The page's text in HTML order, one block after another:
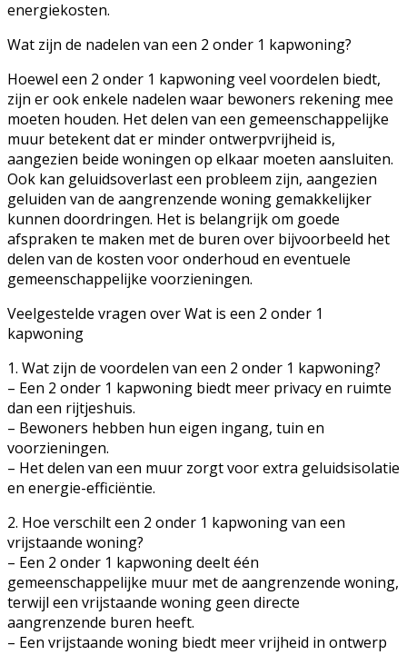
energiekosten.
Wat zijn de nadelen van een 2 onder 1 kapwoning?
Hoewel een 2 onder 1 kapwoning veel voordelen biedt,
zijn er ook enkele nadelen waar bewoners rekening mee
moeten houden. Het delen van een gemeenschappelijke
muur betekent dat er minder ontwerpvrijheid is,
aangezien beide woningen op elkaar moeten aansluiten.
Ook kan geluidsoverlast een probleem zijn, aangezien
geluiden van de aangrenzende woning gemakkelijker
kunnen doordringen. Het is belangrijk om goede
afspraken te maken met de buren over bijvoorbeeld het
delen van de kosten voor onderhoud en eventuele
gemeenschappelijke voorzieningen.
Veelgestelde vragen over Wat is een 2 onder 1
kapwoning
1. Wat zijn de voordelen van een 2 onder 1 kapwoning?
– Een 2 onder 1 kapwoning biedt meer privacy en ruimte
dan een rijtjeshuis.
– Bewoners hebben hun eigen ingang, tuin en
voorzieningen.
– Het delen van een muur zorgt voor extra geluidsisolatie
en energie-efficiëntie.
2. Hoe verschilt een 2 onder 1 kapwoning van een
vrijstaande woning?
– Een 2 onder 1 kapwoning deelt één
gemeenschappelijke muur met de aangrenzende woning,
terwijl een vrijstaande woning geen directe
aangrenzende buren heeft.
– Een vrijstaande woning biedt meer vrijheid in ontwerp